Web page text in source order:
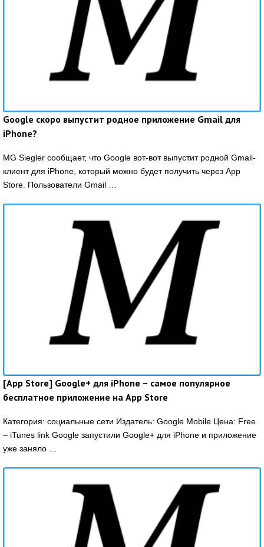
Google скоро выпустит родное приложение Gmail для
iPhone?
MG Siegler сообщает, что Google вот-вот выпустит родной Gmail-
клиент для iPhone, который можно будет получить через App
Store. Пользователи Gmail …
[App Store] Google+ для iPhone – самое популярное
бесплатное приложение на App Store
Категория: социальные сети Издатель: Google Mobile Цена: Free
– iTunes link Google запустили Google+ для iPhone и приложение
уже заняло …